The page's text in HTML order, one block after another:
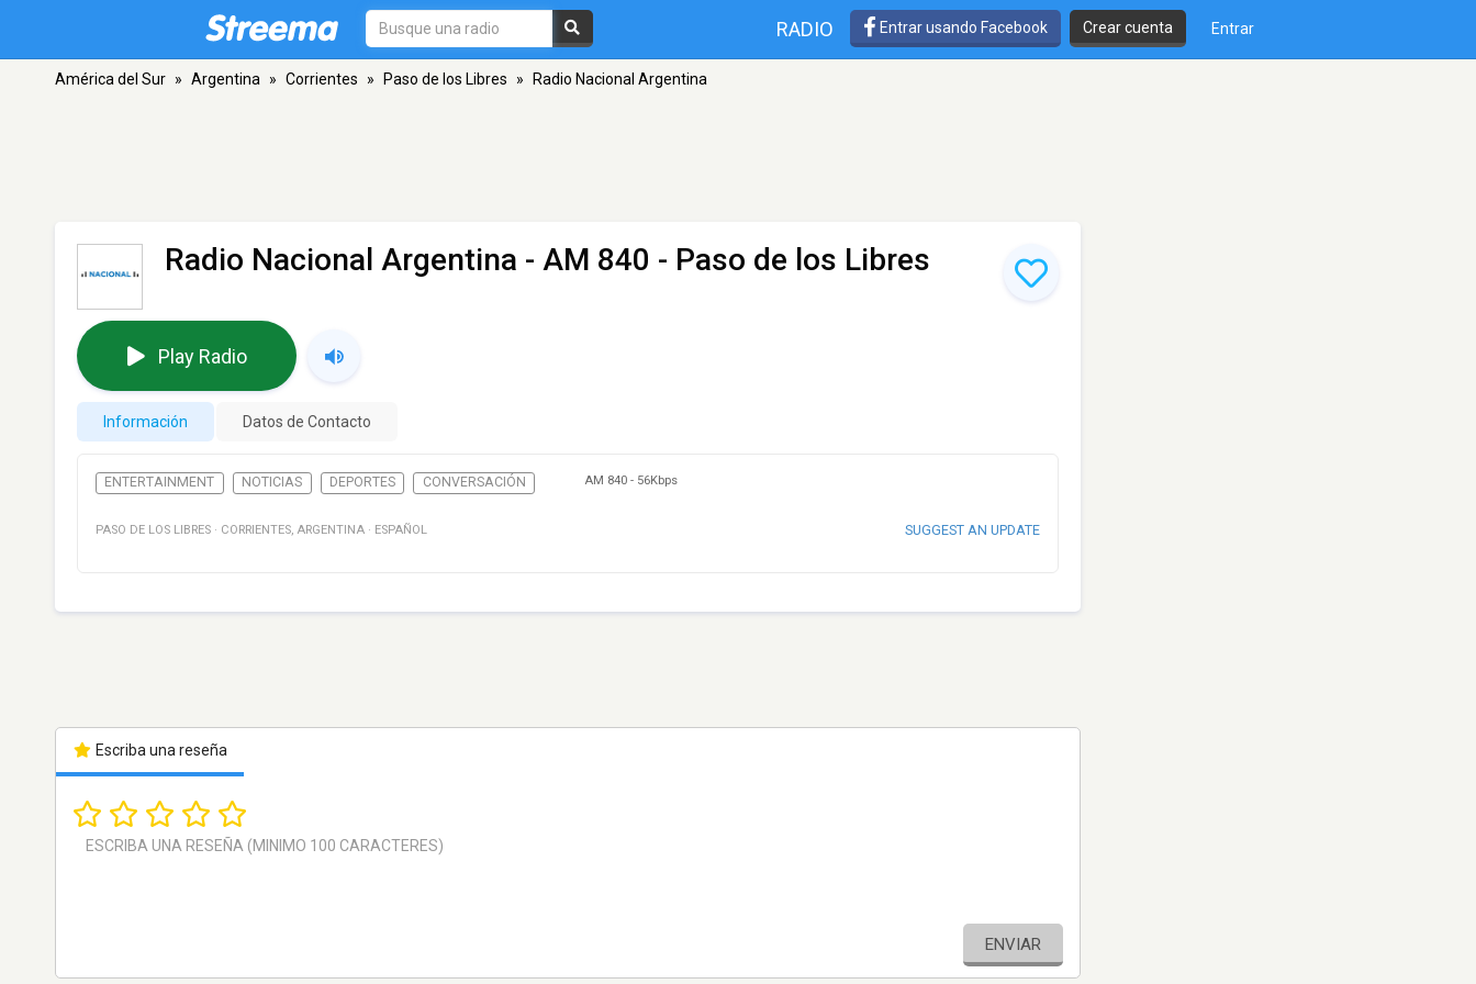
RADIO Entrar usando Facebook Crear cuenta Entrar
América del Sur » Argentina » Corrientes » Paso de los Libres » Radio Nacional Argentina
Radio Nacional Argentina - AM 840 - Paso de los Libres
Play Radio
Información Datos de Contacto
ENTERTAINMENT NOTICIAS DEPORTES CONVERSACIÓN AM 840 - 56Kbps
PASO DE LOS LIBRES · CORRIENTES, ARGENTINA · ESPAÑOL SUGGEST AN UPDATE
Escriba una reseña
ENVIAR